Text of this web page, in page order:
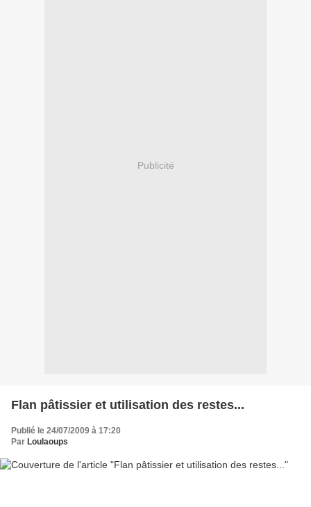
Publicité
Flan pâtissier et utilisation des restes...
Publié le 24/07/2009 à 17:20
Par Loulaoups